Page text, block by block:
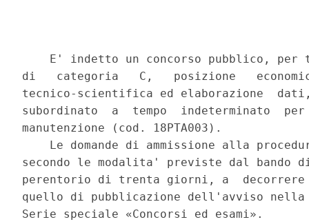
E' indetto un concorso pubblico, per
di   categoria   C,   posizione
tecnico-scientifica ed elaborazione
subordinato  a  tempo  indeterminato
manutenzione (cod. 18PTA003).
Le domande di ammissione alla
secondo le modalita' previste dal bando
perentorio di trenta giorni, a
quello di pubblicazione dell'avviso
Serie speciale «Concorsi ed esami».